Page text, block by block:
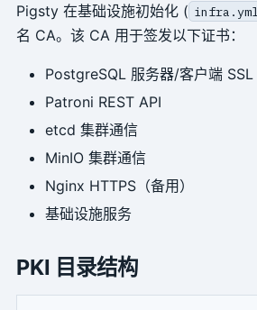
Pigsty 在基础设施初始化 ( infra.yml
名 CA。该 CA 用于签发以下证书：
PostgreSQL 服务器/客户端 SSL
Patroni REST API
etcd 集群通信
MinIO 集群通信
Nginx HTTPS（备用）
基础设施服务
PKI 目录结构